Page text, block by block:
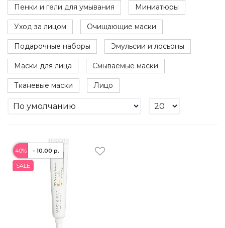
Пенки и гели для умывания Миниатюры
Уход за лицом Очищающие маски
Подарочные наборы Эмульсии и лосьоны
Маски для лица Смываемые маски
Тканевые маски Лицо
SALE
40% - 10.00 р.